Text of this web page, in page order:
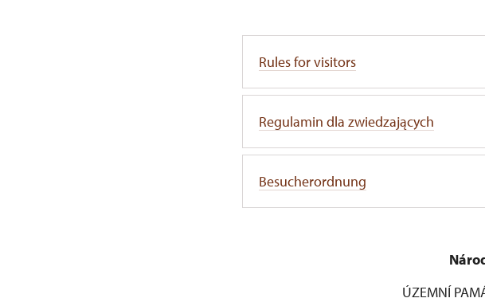
Rules for visitors
Regulamin dla zwiedzających
Besucherordnung
ÚZEMNÍ